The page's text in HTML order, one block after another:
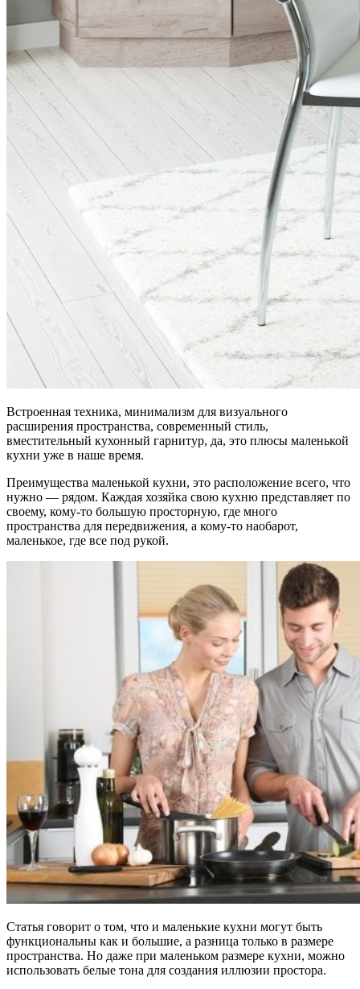
Встроенная техника, минимализм для визуального
расширения пространства, современный стиль,
вместительный кухонный гарнитур, да, это плюсы маленькой
кухни уже в наше время.
Преимущества маленькой кухни, это расположение всего, что
нужно — рядом. Каждая хозяйка свою кухню представляет по
своему, кому-то большую просторную, где много
пространства для передвижения, а кому-то наобарот,
маленькое, где все под рукой.
Статья говорит о том, что и маленькие кухни могут быть
функциональны как и большие, а разница только в размере
пространства. Но даже при маленьком размере кухни, можно
использовать белые тона для создания иллюзии простора.